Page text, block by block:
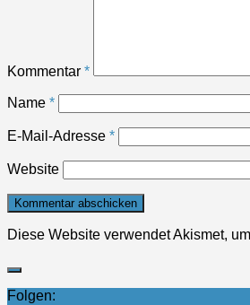
Kommentar *
Name *
E-Mail-Adresse *
Website
Diese Website verwendet Akismet,
Folgen: